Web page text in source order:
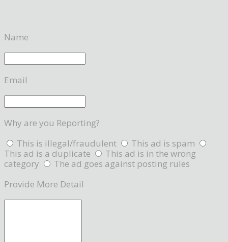
Name
Email
Why are you Reporting?
This is illegal/fraudulent
This ad is spam
This ad is a duplicate
This ad is in the wrong
category
The ad goes against posting rules
Provide More Detail